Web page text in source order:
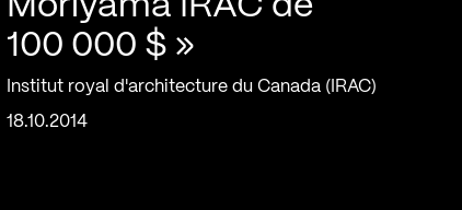
Moriyama IRAC de
100 000 $ »
Institut royal d'architecture du Canada (IRAC)
18.10.2014